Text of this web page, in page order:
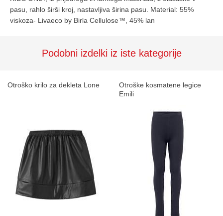
pasu, rahlo širši kroj, nastavljiva širina pasu. Material: 55%
viskoza- Livaeco by Birla Cellulose™, 45% lan
Podobni izdelki iz iste kategorije
Otroško krilo za dekleta Lone
Otroške kosmatene legice
Emili